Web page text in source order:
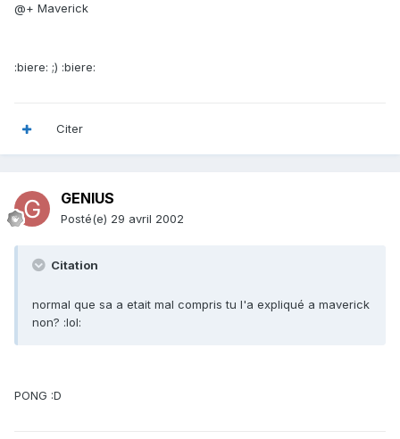
@+ Maverick
:biere: ;) :biere:
Citer
GENIUS
Posté(e) 29 avril 2002
Citation
normal que sa a etait mal compris tu l'a expliqué a maverick
non? :lol:
PONG :D